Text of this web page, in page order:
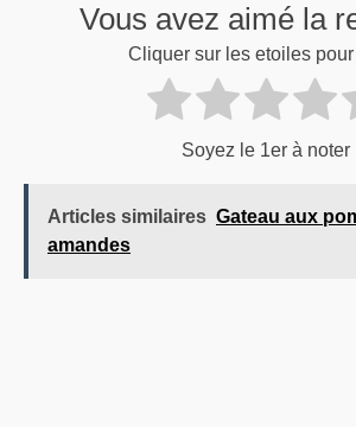
Vous avez aimé la
Cliquer sur les etoiles pour
Soyez le 1er à noter
Articles similaires Gateau aux
amandes